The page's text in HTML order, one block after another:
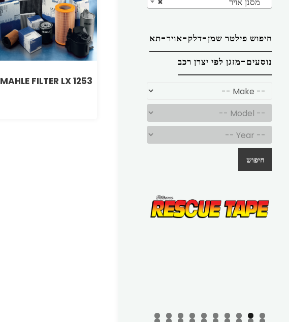
MAHLE FILTER LX 1253
חיפוש פילטר שמן-דלק-אויר-תא
נוסעים-מזגן לפי יצרן רכב
חיפוש